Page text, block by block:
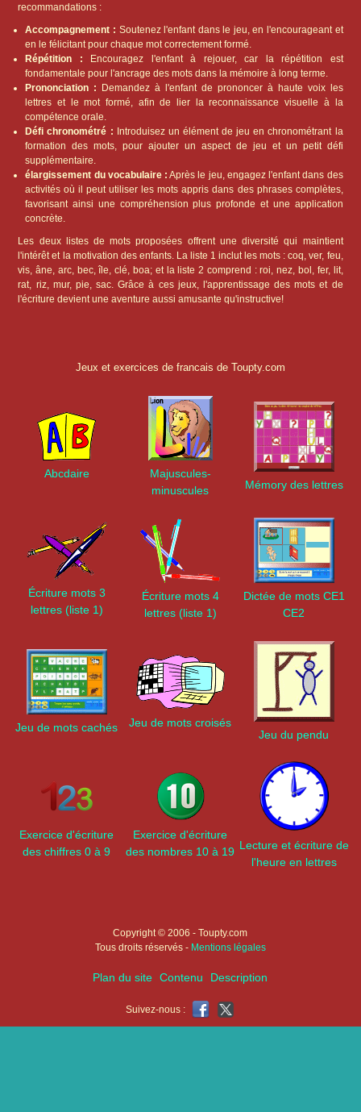
recommandations :
Accompagnement : Soutenez l'enfant dans le jeu, en l'encourageant et
en le félicitant pour chaque mot correctement formé.
Répétition : Encouragez l'enfant à rejouer, car la répétition est
fondamentale pour l'ancrage des mots dans la mémoire à long terme.
Prononciation : Demandez à l'enfant de prononcer à haute voix les
lettres et le mot formé, afin de lier la reconnaissance visuelle à la
compétence orale.
Défi chronométré : Introduisez un élément de jeu en chronométrant la
formation des mots, pour ajouter un aspect de jeu et un petit défi
supplémentaire.
élargissement du vocabulaire : Après le jeu, engagez l'enfant dans des
activités où il peut utiliser les mots appris dans des phrases complètes,
favorisant ainsi une compréhension plus profonde et une application
concrète.
Les deux listes de mots proposées offrent une diversité qui maintient
l'intérêt et la motivation des enfants. La liste 1 inclut les mots : coq, ver, feu,
vis, âne, arc, bec, île, clé, boa; et la liste 2 comprend : roi, nez, bol, fer, lit,
rat, riz, mur, pie, sac. Grâce à ces jeux, l'apprentissage des mots et de
l'écriture devient une aventure aussi amusante qu'instructive!
Jeux et exercices de francais de Toupty.com
Abcdaire
Majuscules-
minuscules
Mémory des lettres
Écriture mots 3
lettres (liste 1)
Écriture mots 4
lettres (liste 1)
Dictée de mots CE1
CE2
Jeu de mots cachés
Jeu de mots croisés
Jeu du pendu
Exercice d'écriture
des chiffres 0 à 9
Exercice d'écriture
des nombres 10 à 19 Lecture et écriture de
l'heure en lettres
Copyright © 2006 - Toupty.com
Tous droits réservés - Mentions légales
Plan du site Contenu Description
Suivez-nous :